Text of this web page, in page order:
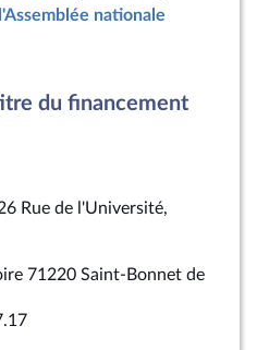
nationale
du financement
Rue de l'Université,
71220 Saint-Bonnet de